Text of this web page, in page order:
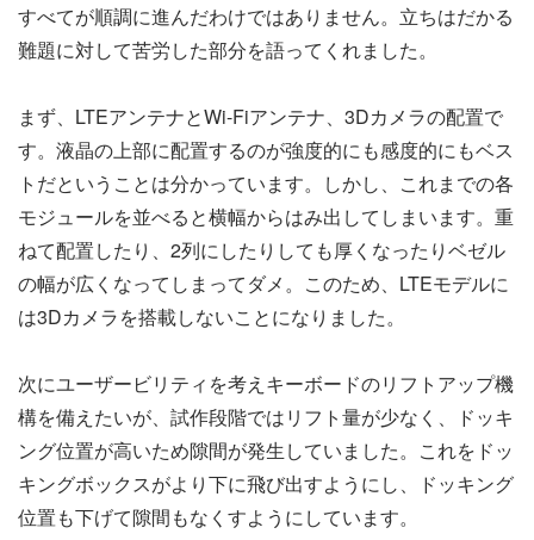
すべてが順調に進んだわけではありません。立ちはだかる
難題に対して苦労した部分を語ってくれました。
まず、LTEアンテナとWi-Fiアンテナ、3Dカメラの配置で
す。液晶の上部に配置するのが強度的にも感度的にもベス
トだということは分かっています。しかし、これまでの各
モジュールを並べると横幅からはみ出してしまいます。重
ねて配置したり、2列にしたりしても厚くなったりベゼル
の幅が広くなってしまってダメ。このため、LTEモデルに
は3Dカメラを搭載しないことになりました。
次にユーザービリティを考えキーボードのリフトアップ機
構を備えたいが、試作段階ではリフト量が少なく、ドッキ
ング位置が高いため隙間が発生していました。これをドッ
キングボックスがより下に飛び出すようにし、ドッキング
位置も下げて隙間もなくすようにしています。